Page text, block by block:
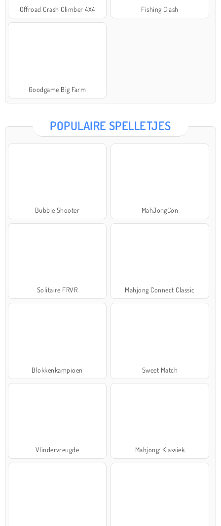
Offroad Crash Climber 4X4 Fishing Clash
Goodgame Big Farm
POPULAIRE SPELLETJES
Bubble Shooter MahJongCon
Solitaire FRVR Mahjong Connect Classic
Blokkenkampioen Sweet Match
Vlindervreugde Mahjong: Klassiek